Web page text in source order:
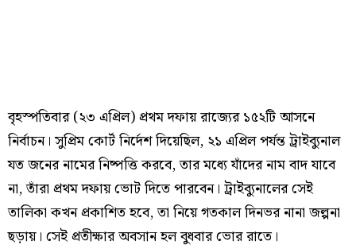
বৃহস্পতিবার (২৩ এপ্রিল) প্রথম দফায় রাজ্যের ১৫২টি আসনে
নির্বাচন। সুপ্রিম কোর্ট নির্দেশ দিয়েছিল, ২১ এপ্রিল পর্যন্ত ট্রাইব্যুনাল
যত জনের নামের নিষ্পত্তি করবে, তার মধ্যে যাঁদের নাম বাদ যাবে
না, তাঁরা প্রথম দফায় ভোট দিতে পারবেন। ট্রাইব্যুনালের সেই
তালিকা কখন প্রকাশিত হবে, তা নিয়ে গতকাল দিনভর নানা জল্পনা
ছড়ায়। সেই প্রতীক্ষার অবসান হল বুধবার ভোর রাতে।